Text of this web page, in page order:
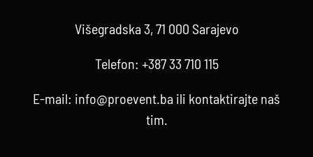
Višegradska 3, 71 000 Sarajevo
Telefon: +387 33 710 115
E-mail: info@proevent.ba ili kontaktirajte naš
tim.